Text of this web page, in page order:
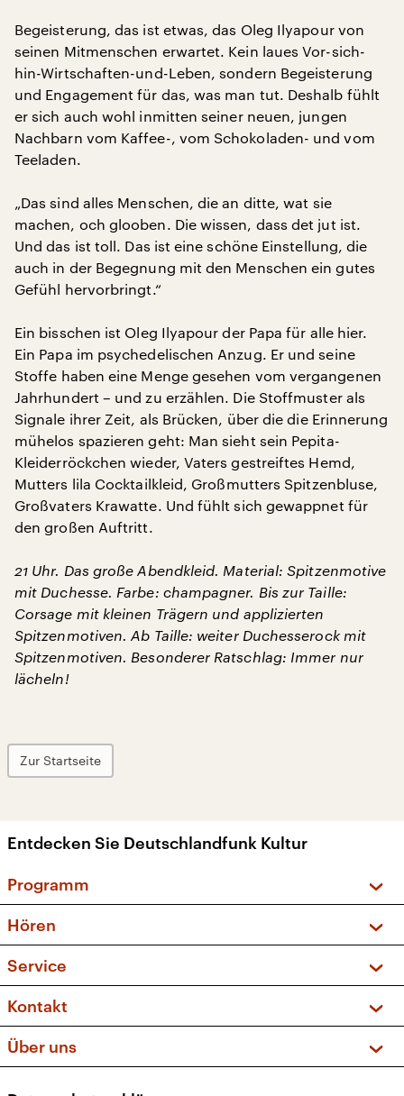
Begeisterung, das ist etwas, das Oleg Ilyapour von
seinen Mitmenschen erwartet. Kein laues Vor-sich-
hin-Wirtschaften-und-Leben, sondern Begeisterung
und Engagement für das, was man tut. Deshalb fühlt
er sich auch wohl inmitten seiner neuen, jungen
Nachbarn vom Kaffee-, vom Schokoladen- und vom
Teeladen.
„Das sind alles Menschen, die an ditte, wat sie
machen, och glooben. Die wissen, dass det jut ist.
Und das ist toll. Das ist eine schöne Einstellung, die
auch in der Begegnung mit den Menschen ein gutes
Gefühl hervorbringt.“
Ein bisschen ist Oleg Ilyapour der Papa für alle hier.
Ein Papa im psychedelischen Anzug. Er und seine
Stoffe haben eine Menge gesehen vom vergangenen
Jahrhundert – und zu erzählen. Die Stoffmuster als
Signale ihrer Zeit, als Brücken, über die die Erinnerung
mühelos spazieren geht: Man sieht sein Pepita-
Kleiderröckchen wieder, Vaters gestreiftes Hemd,
Mutters lila Cocktailkleid, Großmutters Spitzenbluse,
Großvaters Krawatte. Und fühlt sich gewappnet für
den großen Auftritt.
21 Uhr. Das große Abendkleid. Material: Spitzenmotive
mit Duchesse. Farbe: champagner. Bis zur Taille:
Corsage mit kleinen Trägern und applizierten
Spitzenmotiven. Ab Taille: weiter Duchesserock mit
Spitzenmotiven. Besonderer Ratschlag: Immer nur
lächeln!
Zur Startseite
Entdecken Sie Deutschlandfunk Kultur
Programm
Sendungen und Podcasts
Musikliste
Kakadu – Das Kinderprogramm
Hören
Frequenzen (UKW + DAB+)
Service
FAQ
Apps
Newsletter
Kontakt
Social Media
Über uns